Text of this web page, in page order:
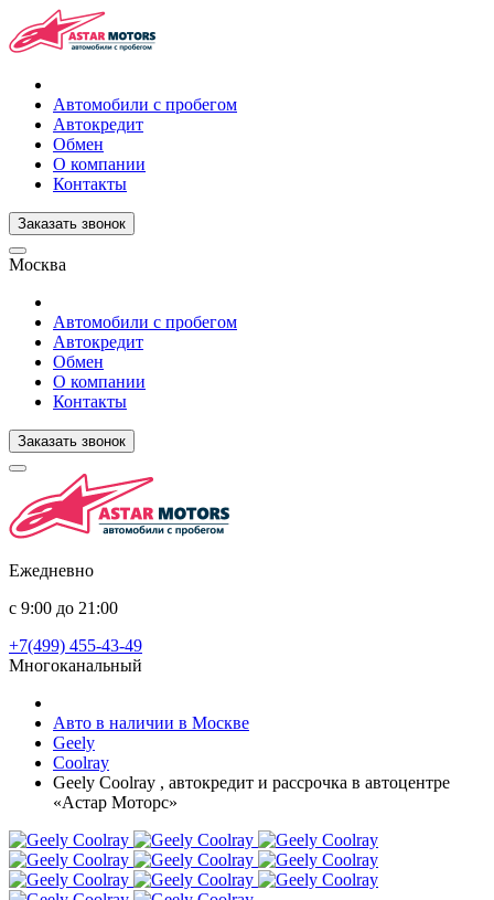
Автомобили с пробегом
Автокредит
Обмен
О компании
Контакты
Заказать звонок
Москва
Автомобили с пробегом
Автокредит
Обмен
О компании
Контакты
Заказать звонок
Ежедневно
с 9:00 до 21:00
+7(499) 455-43-49
Многоканальный
Авто в наличии в Москве
Geely
Coolray
Geely Coolray , автокредит и рассрочка в автоцентре
«Астар Моторс»